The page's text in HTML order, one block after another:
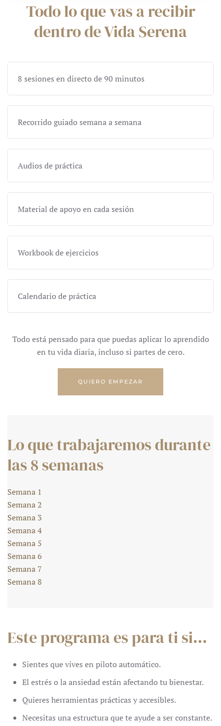
Todo lo que vas a recibir
dentro de Vida Serena
8 sesiones en directo de 90 minutos
Recorrido guiado semana a semana
Audios de práctica
Material de apoyo en cada sesión
Workbook de ejercicios
Calendario de práctica
Todo está pensado para que puedas aplicar lo aprendido
en tu vida diaria, incluso si partes de cero.
QUIERO EMPEZAR
Lo que trabajaremos durante
las 8 semanas
Semana 1
Semana 2
Semana 3
Semana 4
Semana 5
Semana 6
Semana 7
Semana 8
Este programa es para ti si…
Sientes que vives en piloto automático.
El estrés o la ansiedad están afectando tu bienestar.
Quieres herramientas prácticas y accesibles.
Necesitas una estructura que te ayude a ser constante.